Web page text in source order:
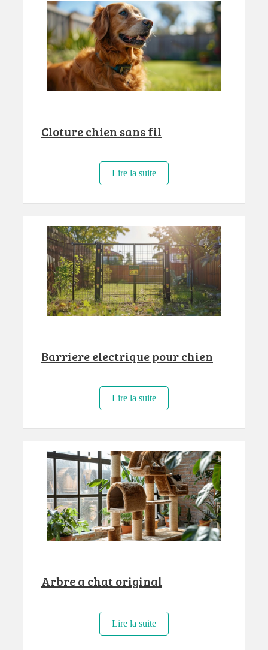
Cloture chien sans fil
Lire la suite
Barriere electrique pour chien
Lire la suite
Arbre a chat original
Lire la suite